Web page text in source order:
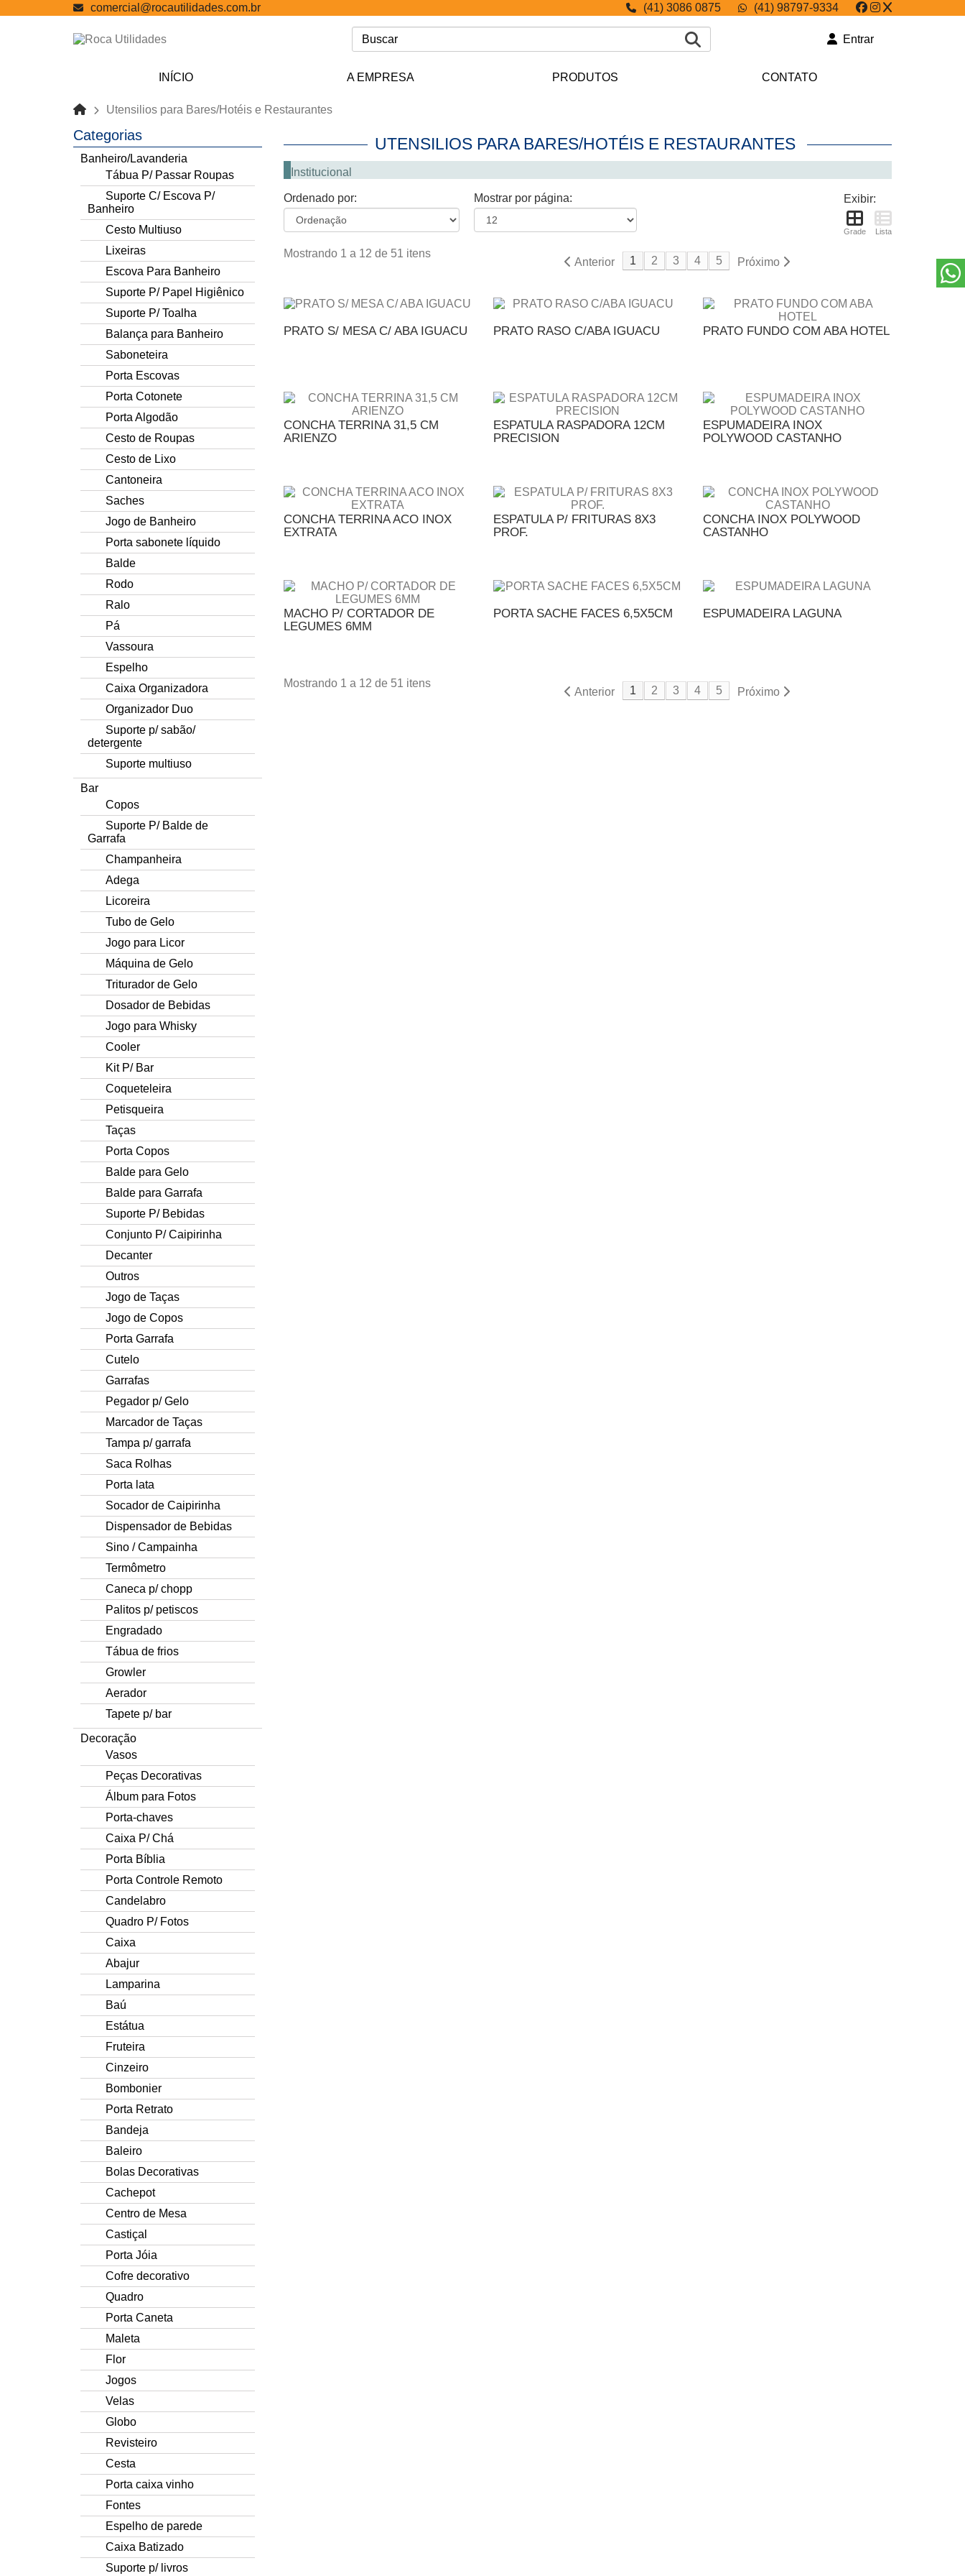
comercial@rocautilidades.com.br (41) 3086 0875 (41) 98797-9334
Entrar
INÍCIO A EMPRESA PRODUTOS CONTATO
Utensilios para Bares/Hotéis e Restaurantes
Categorias
Banheiro/Lavanderia
Tábua P/ Passar Roupas
Suporte C/ Escova P/
Banheiro
Cesto Multiuso
Lixeiras
Escova Para Banheiro
Suporte P/ Papel Higiênico
Suporte P/ Toalha
Balança para Banheiro
Saboneteira
Porta Escovas
Porta Cotonete
Porta Algodão
Cesto de Roupas
Cesto de Lixo
Cantoneira
Saches
Jogo de Banheiro
Porta sabonete líquido
Balde
Rodo
Ralo
Pá
Vassoura
Espelho
Caixa Organizadora
Organizador Duo
Suporte p/ sabão/
detergente
Suporte multiuso
Bar
Copos
Suporte P/ Balde de
Garrafa
Champanheira
Adega
Licoreira
Tubo de Gelo
Jogo para Licor
Máquina de Gelo
Triturador de Gelo
Dosador de Bebidas
Jogo para Whisky
Cooler
Kit P/ Bar
Coqueteleira
Petisqueira
Taças
Porta Copos
Balde para Gelo
Balde para Garrafa
Suporte P/ Bebidas
Conjunto P/ Caipirinha
Decanter
Outros
Jogo de Taças
Jogo de Copos
Porta Garrafa
Cutelo
Garrafas
Pegador p/ Gelo
Marcador de Taças
Tampa p/ garrafa
Saca Rolhas
Porta lata
Socador de Caipirinha
Dispensador de Bebidas
Sino / Campainha
Termômetro
Caneca p/ chopp
Palitos p/ petiscos
Engradado
Tábua de frios
Growler
Aerador
Tapete p/ bar
Decoração
Vasos
Peças Decorativas
Álbum para Fotos
Porta-chaves
Caixa P/ Chá
Porta Bíblia
Porta Controle Remoto
Candelabro
Quadro P/ Fotos
Caixa
Abajur
Lamparina
Baú
Estátua
Fruteira
Cinzeiro
Bombonier
Porta Retrato
Bandeja
Baleiro
Bolas Decorativas
Cachepot
Centro de Mesa
Castiçal
Porta Jóia
Cofre decorativo
Quadro
Porta Caneta
Maleta
Flor
Jogos
Velas
Globo
Revisteiro
Cesta
Porta caixa vinho
Fontes
Espelho de parede
Caixa Batizado
Suporte p/ livros
UTENSILIOS PARA BARES/HOTÉIS E RESTAURANTES
Institucional
Exibir:
Grade Lista
Ordenado por: Mostrar por página:
Anterior 1 2 3 4 5 Próximo
Mostrando 1 a 12 de 51 itens
PRATO S/ MESA C/ ABA IGUACU PRATO RASO C/ABA IGUACU PRATO FUNDO COM ABA HOTEL
CONCHA TERRINA 31,5 CM
ARIENZO
ESPATULA RASPADORA 12CM
PRECISION
ESPUMADEIRA INOX
POLYWOOD CASTANHO
CONCHA TERRINA ACO INOX
EXTRATA
ESPATULA P/ FRITURAS 8X3
PROF.
CONCHA INOX POLYWOOD
CASTANHO
MACHO P/ CORTADOR DE
LEGUMES 6MM
PORTA SACHE FACES 6,5X5CM ESPUMADEIRA LAGUNA
Anterior 1 2 3 4 5 Próximo
Mostrando 1 a 12 de 51 itens